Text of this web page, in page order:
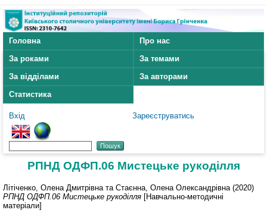
Головна
Про нас
За роками
За темами
За відділами
За авторами
Статистика
Вхід Зареєструватись
РПНД ОДФП.06 Мистецьке рукоділля
Літіченко, Олена Дмитрівна та Стаєнна, Олена Олександрівна (2020)
РПНД ОДФП.06 Мистецьке рукоділля [Навчально-методичні
матеріали]